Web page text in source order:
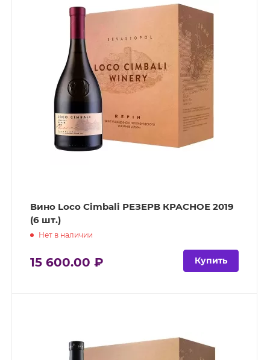
Вино Loco Cimbali РЕЗЕРВ КРАСНОЕ 2019
(6 шт.)
Нет в наличии
15 600.00 ₽ Купить